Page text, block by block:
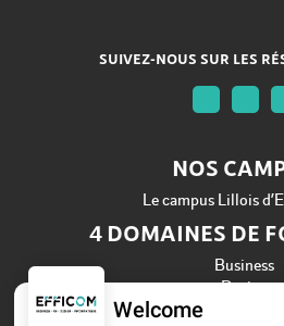
SUIVEZ-NOUS SUR LES
NOS
Le campus Lillois
4 DOMAINES DE
Business
Design
Informatique
Welcome